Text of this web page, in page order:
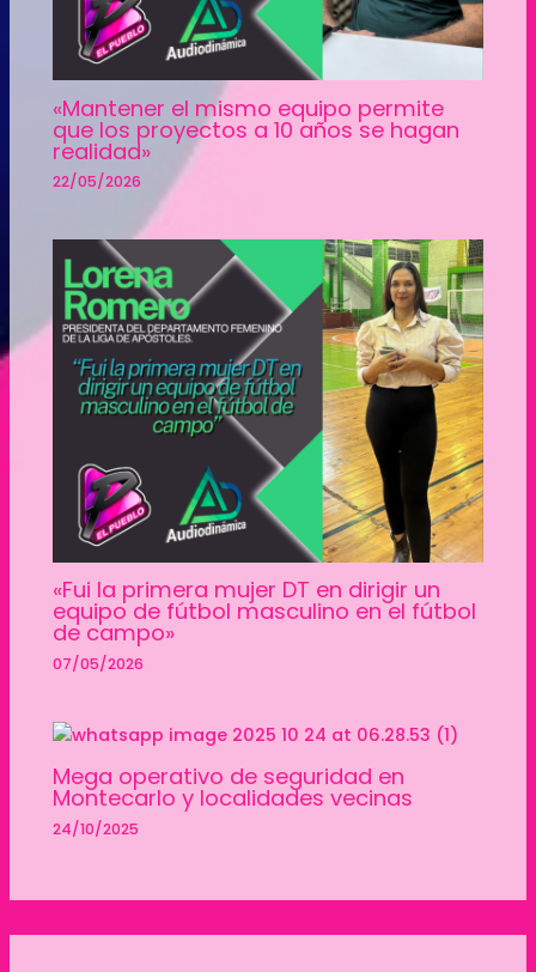
«Mantener el mismo equipo permite
que los proyectos a 10 años se hagan
realidad»
22/05/2026
«Fui la primera mujer DT en dirigir un
equipo de fútbol masculino en el fútbol
de campo»
07/05/2026
Mega operativo de seguridad en
Montecarlo y localidades vecinas
24/10/2025